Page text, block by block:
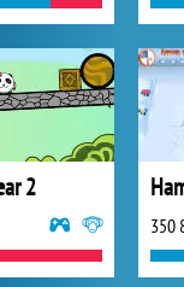
2
350